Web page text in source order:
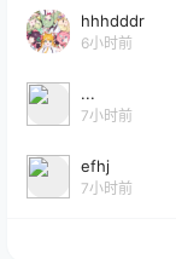
hhhdddr
6小时前
...
7小时前
efhj
7小时前